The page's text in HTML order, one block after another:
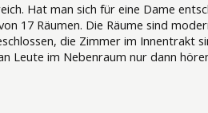
Hat man sich für eine Dame
17 Räumen. Die Räume sind
die Zimmer im Innentrakt
Leute im Nebenraum nur dann